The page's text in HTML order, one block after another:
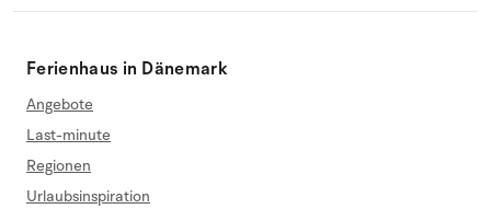
Ferienhaus in Dänemark
Angebote
Last-minute
Regionen
Urlaubsinspiration